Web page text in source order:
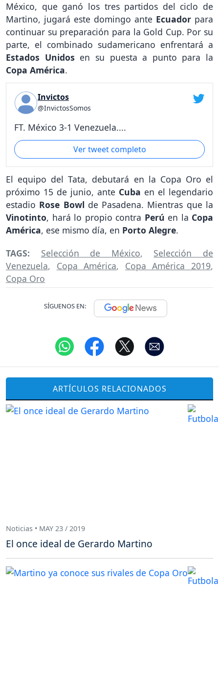
México, que ganó los tres partidos del ciclo de
Martino, jugará este domingo ante Ecuador para
continuar su preparación para la Gold Cup. Por su
parte, el combinado sudamericano enfrentará a
Estados Unidos en su puesta a punto para la
Copa América.
Invictos
@InvictosSomos
FT. México 3-1 Venezuela....
Ver tweet completo
El equipo del Tata, debutará en la Copa Oro el
próximo 15 de junio, ante Cuba en el legendario
estadio Rose Bowl de Pasadena. Mientras que la
Vinotinto, hará lo propio contra Perú en la Copa
América, ese mismo día, en Porto Alegre.
TAGS: Selección de México, Selección de
Venezuela, Copa América, Copa América 2019,
Copa Oro
SÍGUENOS EN:
ARTÍCULOS RELACIONADOS
Noticias • MAY 23 / 2019
El once ideal de Gerardo Martino